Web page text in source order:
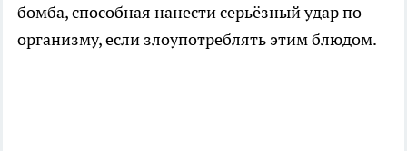
бомба, способная нанести серьёзный удар по
организму, если злоупотреблять этим блюдом.